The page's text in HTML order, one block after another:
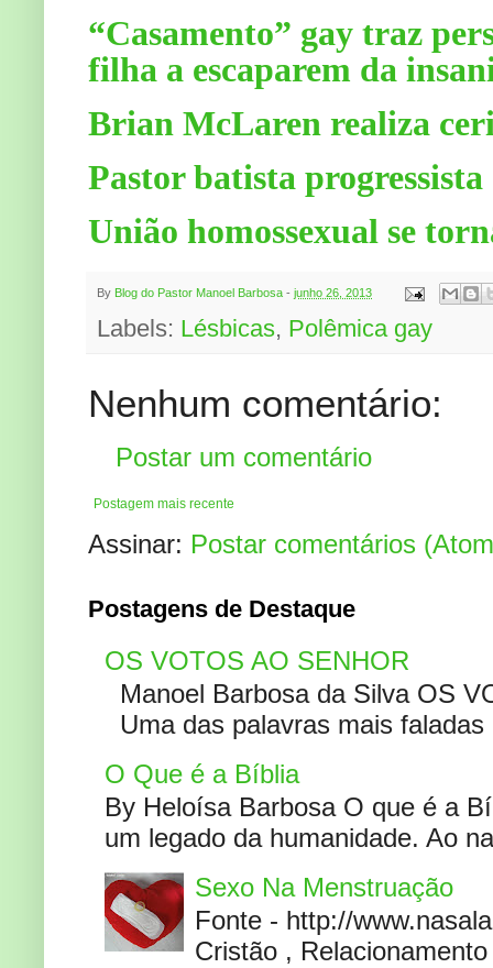
“Casamento” gay traz
filha a escaparem da
Brian McLaren realiza
Pastor batista
União homossexual se
By Blog do Pastor Manoel Barbosa - junho 26, 2013
Labels: Lésbicas, Polêmica gay
Nenhum comentário:
Postar um comentário
Postagem mais recente
Assinar: Postar comentários
Postagens de Destaque
OS VOTOS AO SENHOR
Manoel Barbosa da Silva OS
Uma das palavras mais
O Que é a Bíblia
By Heloísa Barbosa O que é a
um legado da humanidade. Ao
Sexo Na Menstruação
Fonte - http://
Cristão ,